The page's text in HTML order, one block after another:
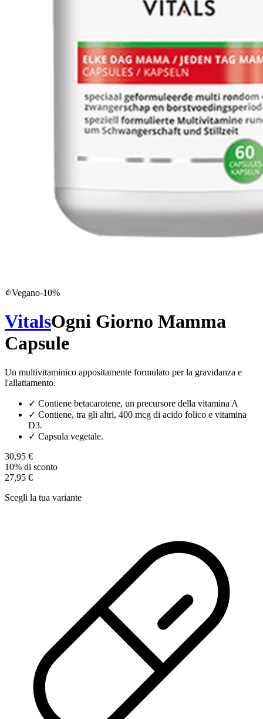
Vegano-10%
VitalsOgni Giorno Mamma
Capsule
Un multivitaminico appositamente formulato per la gravidanza e
l'allattamento.
✓ Contiene betacarotene, un precursore della vitamina A
✓ Contiene, tra gli altri, 400 mcg di acido folico e vitamina
D3.
✓ Capsula vegetale.
30,95 €
10% di sconto
27,95 €
Scegli la tua variante